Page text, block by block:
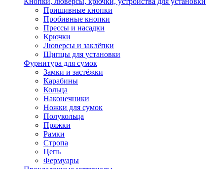
Пришивные кнопки
Пробивные кнопки
Прессы и насадки
Крючки
Люверсы и заклёпки
Щипцы для установки
Фурнитура для сумок
Замки и застёжки
Карабины
Кольца
Наконечники
Ножки для сумок
Полукольца
Пряжки
Рамки
Стропа
Цепь
Фермуары